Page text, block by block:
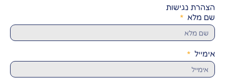
הצהרת נגישות
שם מלא
אימייל